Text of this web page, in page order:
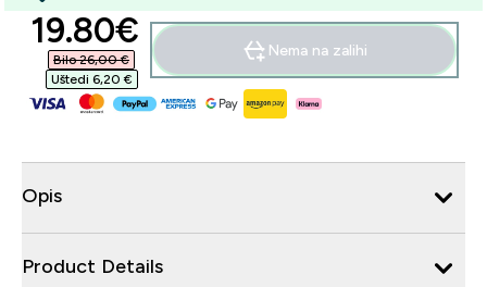
discounted price
19.80€‎
Bilo 26,00 €‎
Uštedi 6,20 €‎
Nema na zalihi
Opis
Product Details